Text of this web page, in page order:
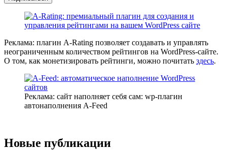
Реклама: плагин A-Rating позволяет создавать и управлять
неограниченным количеством рейтингов на WordPress-сайте.
О том, как монетизировать рейтинги, можно почитать здесь.
Реклама: сайт наполняет себя сам: wp-плагин
автонаполнения A-Feed
Новые публикации